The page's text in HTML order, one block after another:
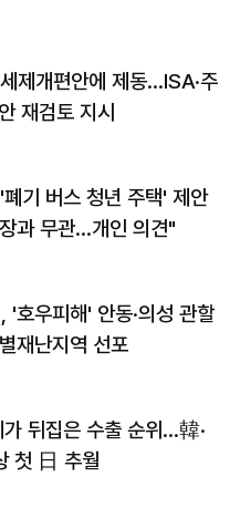
제개편안에 제동…ISA·주
재검토 지시
기 버스 청년 주택' 제안
과 무관…개인 의견"
'호우피해' 안동·의성 관할
재난지역 선포
뒤집은 수출 순위…韓·
첫 日 추월